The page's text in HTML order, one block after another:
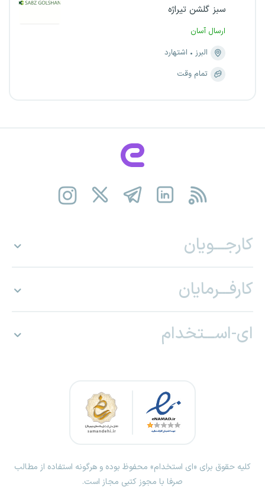
سبز گلشن تیراژه
ارسال آسان
البرز
اشتهارد
تمام وقت
کارجـــویان
کارفـــرمایان
ای-اســـتخدام
کلیه حقوق برای «ای استخدام» محفوظ بوده و هرگونه استفاده از مطالب
صرفا با مجوز کتبی مجاز است.